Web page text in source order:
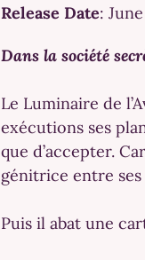
Release Date:
Dans la société
Le Luminaire de
exécutions ses
que d’accepter.
génitrice entre ses
Puis il abat une